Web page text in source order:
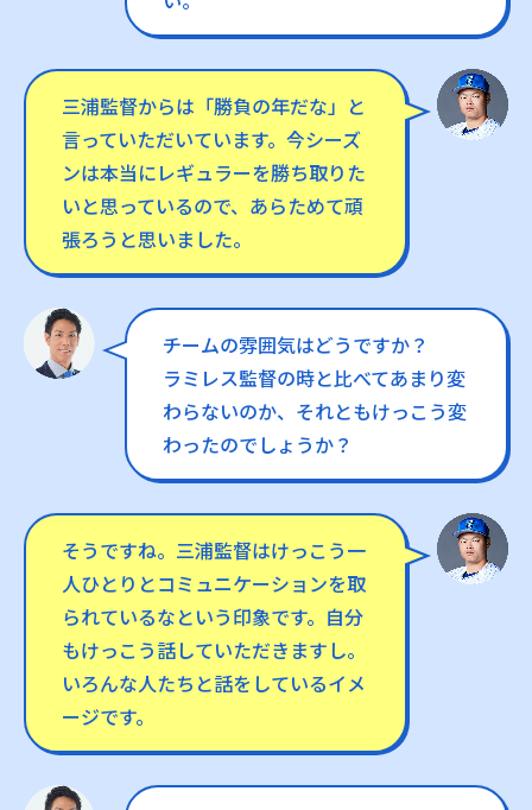
三浦監督からは「勝負の年だな」と
言っていただいています。今シーズ
ンは本当にレギュラーを勝ち取りた
いと思っているので、あらためて頑
張ろうと思いました。
チームの雰囲気はどうですか？
ラミレス監督の時と比べてあまり変
わらないのか、それともけっこう変
わったのでしょうか？
そうですね。三浦監督はけっこう一
人ひとりとコミュニケーションを取
られているなという印象です。自分
もけっこう話していただきますし。
いろんな人たちと話をしているイメ
ージです。